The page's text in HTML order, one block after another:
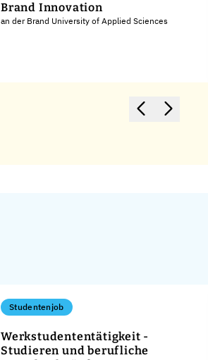
Brand Innovation
an der Brand University of Applied Sciences
Studentenjob
Werkstudententätigkeit -
Studieren und berufliche